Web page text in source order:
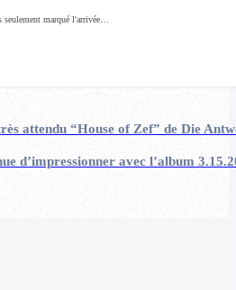
marqué l'arrivée…
attendu “House of Zef” de Die
d’impressionner avec l’album